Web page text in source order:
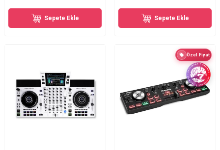
Sepete Ekle Sepete Ekle
Özel Fiyat